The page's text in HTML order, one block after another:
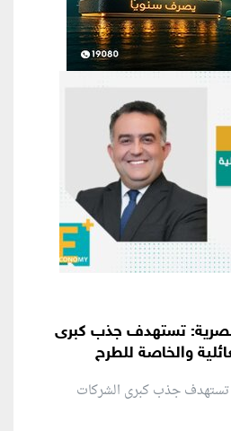
تستهدف جذب كبرى
والخاصة للطرح
جذب كبرى الشركات